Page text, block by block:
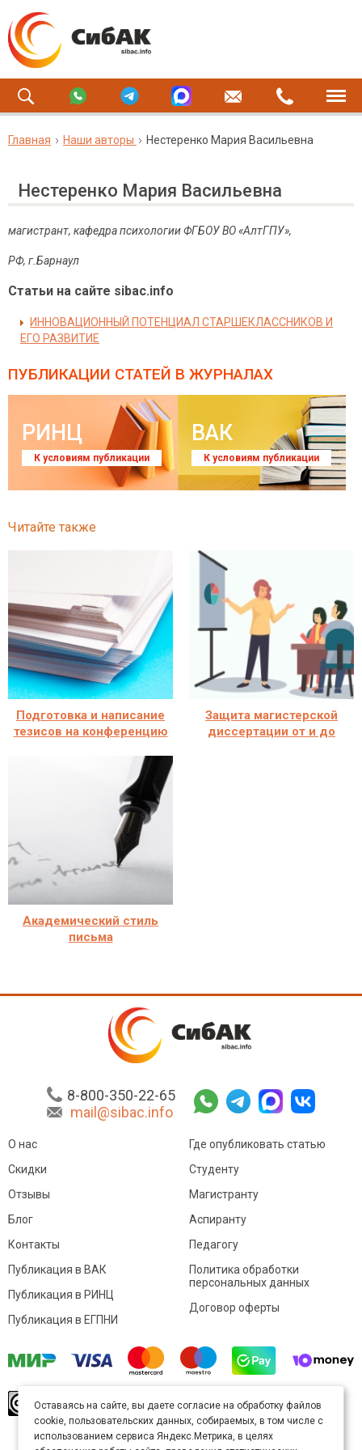
Главная Наши авторы Нестеренко Мария Васильевна
Нестеренко Мария Васильевна
магистрант, кафедра психологии ФГБОУ ВО «АлтГПУ»,
РФ, г.Барнаул
Статьи на сайте sibac.info
ИННОВАЦИОННЫЙ ПОТЕНЦИАЛ СТАРШЕКЛАССНИКОВ И
ЕГО РАЗВИТИЕ
ПУБЛИКАЦИИ СТАТЕЙ В ЖУРНАЛАХ
РИНЦ
К условиям публикации
ВАК
К условиям публикации
Читайте также
Подготовка и написание
тезисов на конференцию
Защита магистерской
диссертации от и до
Академический стиль
письма
8-800-350-22-65
mail@sibac.info
О нас
Скидки
Отзывы
Блог
Контакты
Где опубликовать статью
Студенту
Магистранту
Аспиранту
Педагогу
Публикация в ВАК
Публикация в РИНЦ
Публикация в ЕГПНИ
Политика обработки
персональных данных
Договор оферты
произведение доступно полицензии Creative
Commons «Attribution» («Атрибуция») 4.0
Непортированная.
Оставаясь на сайте, вы даете согласие на обработку файлов
cookie, пользовательских данных, собираемых, в том числе с
использованием сервиса Яндекс.Метрика, в целях